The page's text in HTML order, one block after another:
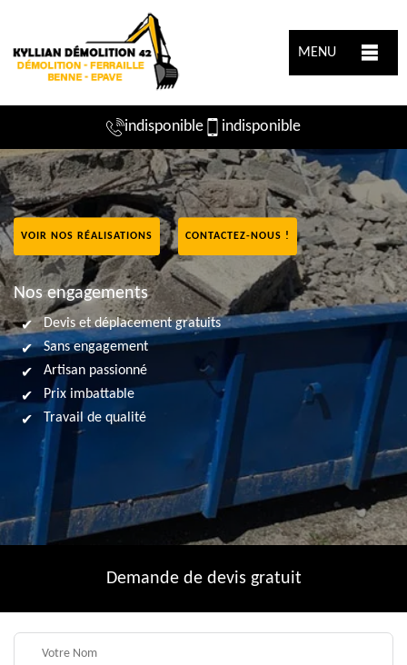
MENU
indisponible indisponible
VOIR NOS RÉALISATIONS CONTACTEZ-NOUS !
Nos engagements
Devis et déplacement gratuits
Sans engagement
Artisan passionné
Prix imbattable
Travail de qualité
Demande de devis gratuit